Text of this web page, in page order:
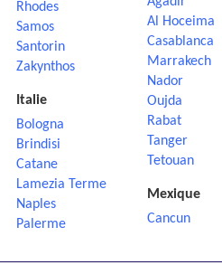
Rhodes
Samos
Santorin
Zakynthos
Italie
Bologna
Brindisi
Catane
Lamezia Terme
Naples
Palerme
Al Hoceima
Casablanca
Marrakech
Nador
Oujda
Rabat
Tanger
Tetouan
Mexique
Cancun